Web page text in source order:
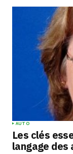
AUTO
Les clés
langage des